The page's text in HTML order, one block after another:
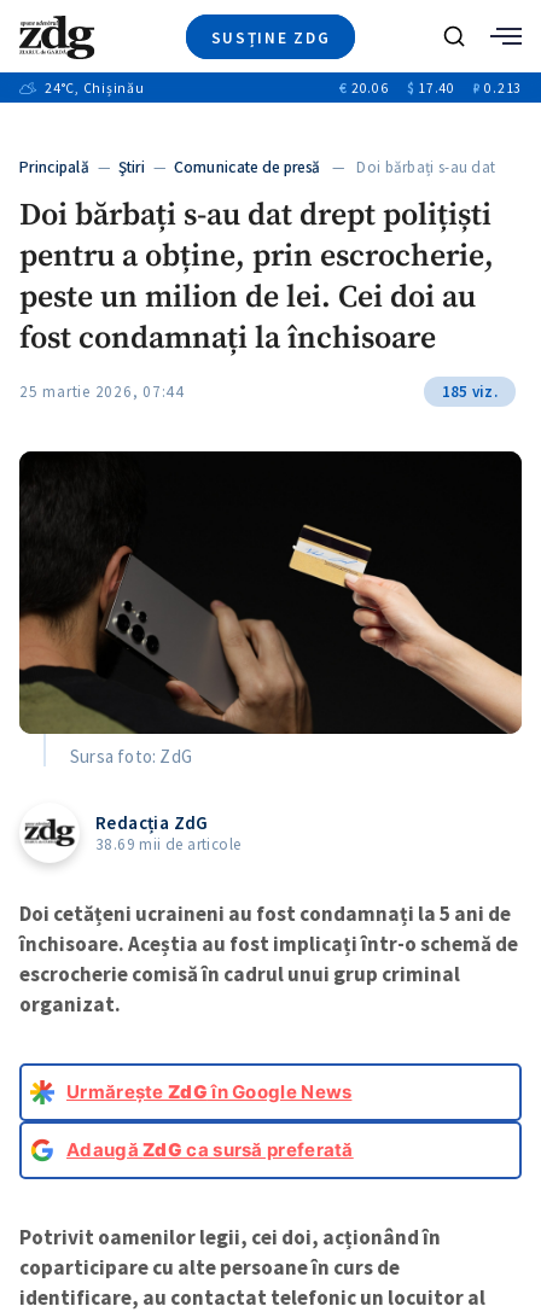
SUSȚINE ZDG
Ştiri
+11
Video
Special
Caută
24°C, Chișinău € 20.06 $ 17.40 ₽ 0.213
Principală — Ştiri — Comunicate de presă — Doi bărbați s-au dat
Doi bărbați s-au dat drept polițiști
pentru a obține, prin escrocherie,
peste un milion de lei. Cei doi au
fost condamnați la închisoare
25 martie 2026, 07:44 185 viz.
Sursa foto: ZdG
Redacția ZdG
38.69 mii de articole
Doi cetățeni ucraineni au fost condamnați la 5 ani de
închisoare. Aceștia au fost implicați într-o schemă de
escrocherie comisă în cadrul unui grup criminal
organizat.
Urmărește ZdGîn Google News
AdaugăZdG ca sursă preferată
Potrivit oamenilor legii, cei doi, acționând în
coparticipare cu alte persoane în curs de
identificare, au contactat telefonic un locuitor al